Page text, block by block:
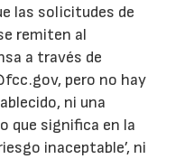
las solicitudes de
remiten al
a través de
pero no hay
ni una
que significa en la
inaceptable’, ni